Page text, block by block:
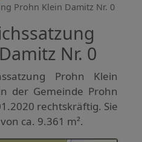
Prohn Klein Damitz Nr. 0
Nr. 0
Prohn Klein
der Gemeinde Prohn
rechtskräftig. Sie
ca. 9.361 m².